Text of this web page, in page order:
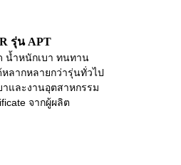
รุ่น APT
น้ำหนักเบา ทนทาน
ลากหลายกว่ารุ่นทั่วไป
าและงานอุตสาหกรรม
จากผู้ผลิต